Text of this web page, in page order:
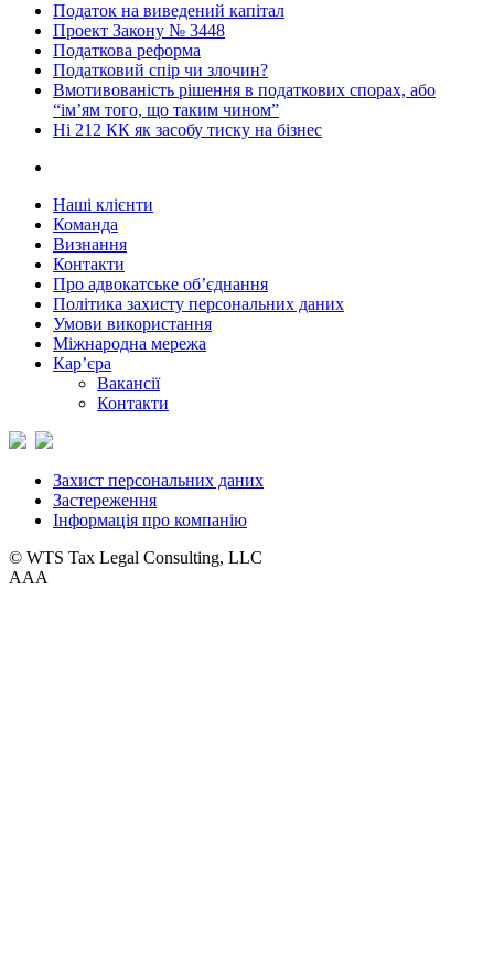
Податок на виведений капітал
Проект Закону № 3448
Податкова реформа
Податковий спір чи злочин?
Вмотивованість рішення в податкових спорах, або
“ім’ям того, що таким чином”
Ні 212 КК як засобу тиску на бізнес
Наші клієнти
Команда
Визнання
Контакти
Про адвокатське об’єднання
Політика захисту персональних даних
Умови використання
Міжнародна мережа
Кар’єра
Вакансії
Контакти
Захист персональних даних
Застереження
Інформація про компанію
© WTS Tax Legal Consulting, LLC
AAA